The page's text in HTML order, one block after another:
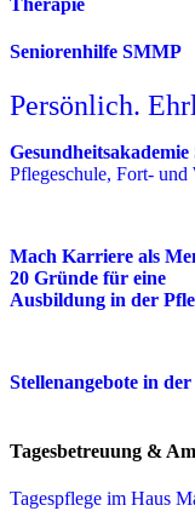
Therapie
Seniorenhilfe SMMP
Persönlich.
Pflegeschule, Fort-
Mach Karriere als
20 Gründe für eine
Ausbildung in der
Stellenangebote in der
Tagesbetreuung &
Tagespflege im Haus